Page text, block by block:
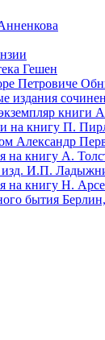
Гешен
Петровиче
издания
книги
на книгу П.
Александр
на книгу А.
изд. И.П.
на книгу Н.
бытия